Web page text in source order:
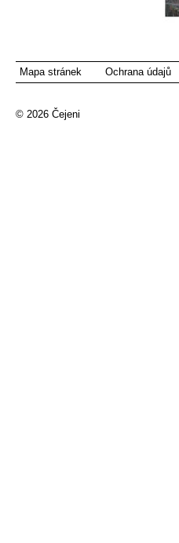
Mapa stránek Ochrana údajů
© 2026 Čejeni